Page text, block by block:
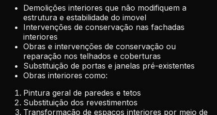
Demolições interiores que não modifiquem a
estrutura e estabilidade do imovel
Intervenções de conservação nas fachadas
interiores
Obras e intervenções de conservação ou
reparação nos telhados e coberturas
Substituição de portas e janelas pré-existentes
Obras interiores como:
Pintura geral de paredes e tetos
Substituição dos revestimentos
Transformação de espaços interiores por meio de